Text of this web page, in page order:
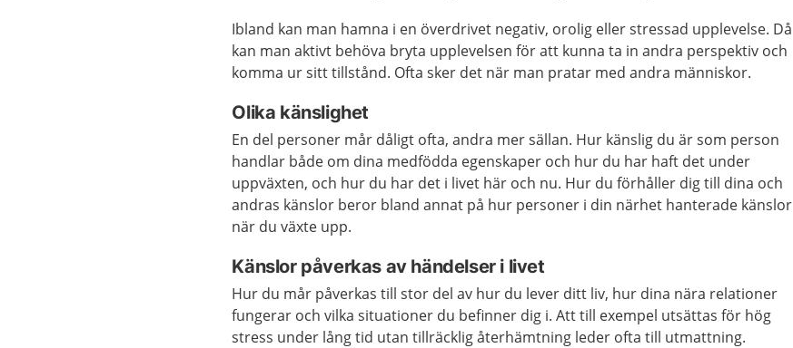
Ibland kan man hamna i en överdrivet negativ, orolig eller stressad upplevelse. Då
kan man aktivt behöva bryta upplevelsen för att kunna ta in andra perspektiv och
komma ur sitt tillstånd. Ofta sker det när man pratar med andra människor.
Olika känslighet
En del personer mår dåligt ofta, andra mer sällan. Hur känslig du är som person
handlar både om dina medfödda egenskaper och hur du har haft det under
uppväxten, och hur du har det i livet här och nu. Hur du förhåller dig till dina och
andras känslor beror bland annat på hur personer i din närhet hanterade känslor
när du växte upp.
Känslor påverkas av händelser i livet
Hur du mår påverkas till stor del av hur du lever ditt liv, hur dina nära relationer
fungerar och vilka situationer du befinner dig i. Att till exempel utsättas för hög
stress under lång tid utan tillräcklig återhämtning leder ofta till utmattning.